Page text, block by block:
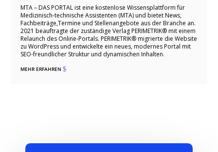
MTA – DAS PORTAL ist eine kostenlose Wissensplattform für
Medizinisch-technische Assistenten (MTA) und bietet News,
Fachbeiträge,Termine und Stellenangebote aus der Branche an.
2021 beauftragte der zuständige Verlag PERIMETRIK® mit einem
Relaunch des Online-Portals. PERIMETRIK® migrierte die Website
zu WordPress und entwickelte ein neues, modernes Portal mit
SEO-freundlicher Struktur und dynamischen Inhalten.
MEHR ERFAHREN$